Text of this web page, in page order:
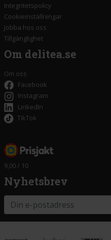
Integritetspolicy
Cookieinställningar
Jobba hos oss
Tillgänglighet
Om delitea.se
Om oss
Facebook
Instagram
LinkedIn
TikTok
9,00 / 10
Nyhetsbrev